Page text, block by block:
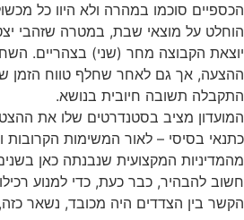
הכספיים סוכמו במהרה ולא היוו כל
הוחלט על מוצאי שבת, במטרה שזהבי
יוצאת הקבוצה מחר (שני) בצהריים.
ההצעה, אך גם לאחר שחלף טווח הזמן
התקבלה תשובה חיובית בנושא.
המועדון מציב בסטנדרטים שלו את
כתנאי בסיסי – לאור המשימות הקרובות
מהמדיניות המקצועית שנבנתה כאן
חשוב להבהיר, כבר כעת, כדי למנוע
הקשר בין הצדדים היה מכובד, נשאר